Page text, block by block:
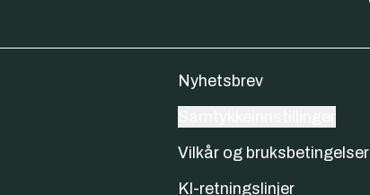
Nyhetsbrev
Vilkår og bruksbetingelser
KI-retningslinjer